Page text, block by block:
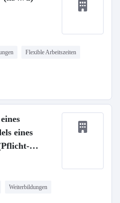
Flexible Arbeitszeiten
eines
Weiterbildungen